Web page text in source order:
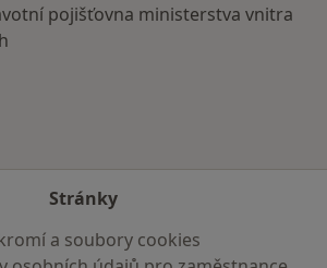
pojišťovna ministerstva vnitra
Stránky
a soubory cookies